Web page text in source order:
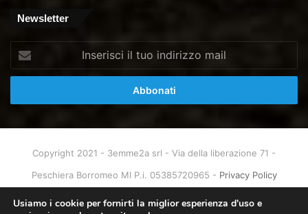
Newsletter
tuo
mail
Copyright 2021 - 3emme2a srl - Via della liberazione 71 -
Peschiera Borromeo MI P.i. 05385720965 - Privacy Policy
Usiamo i cookie per fornirti la miglior esperienza d'uso e